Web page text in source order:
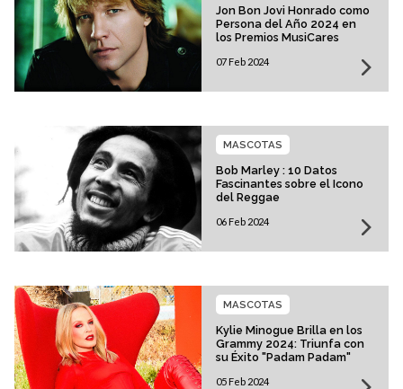
Jon Bon Jovi Honrado como
Persona del Año 2024 en
los Premios MusiCares
07 Feb 2024
Bob Marley : 10 Datos
Fascinantes sobre el Icono
del Reggae
MASCOTAS
06 Feb 2024
Kylie Minogue Brilla en los
Grammy 2024: Triunfa con
su Éxito "Padam Padam"
MASCOTAS
05 Feb 2024